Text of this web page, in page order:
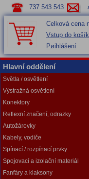
737 543 543
Celková cena
Vstup do
Pøihlášení
Hlavní oddělení
Světla / osvětlení
Výstražná osvětlení
Konektory
Reflexní značení, odrazky
Autožárovky
Kabely, vodiče
Spínací / rozpínací prvky
Spojovací a izolační materiál
Fanfáry a klaksony